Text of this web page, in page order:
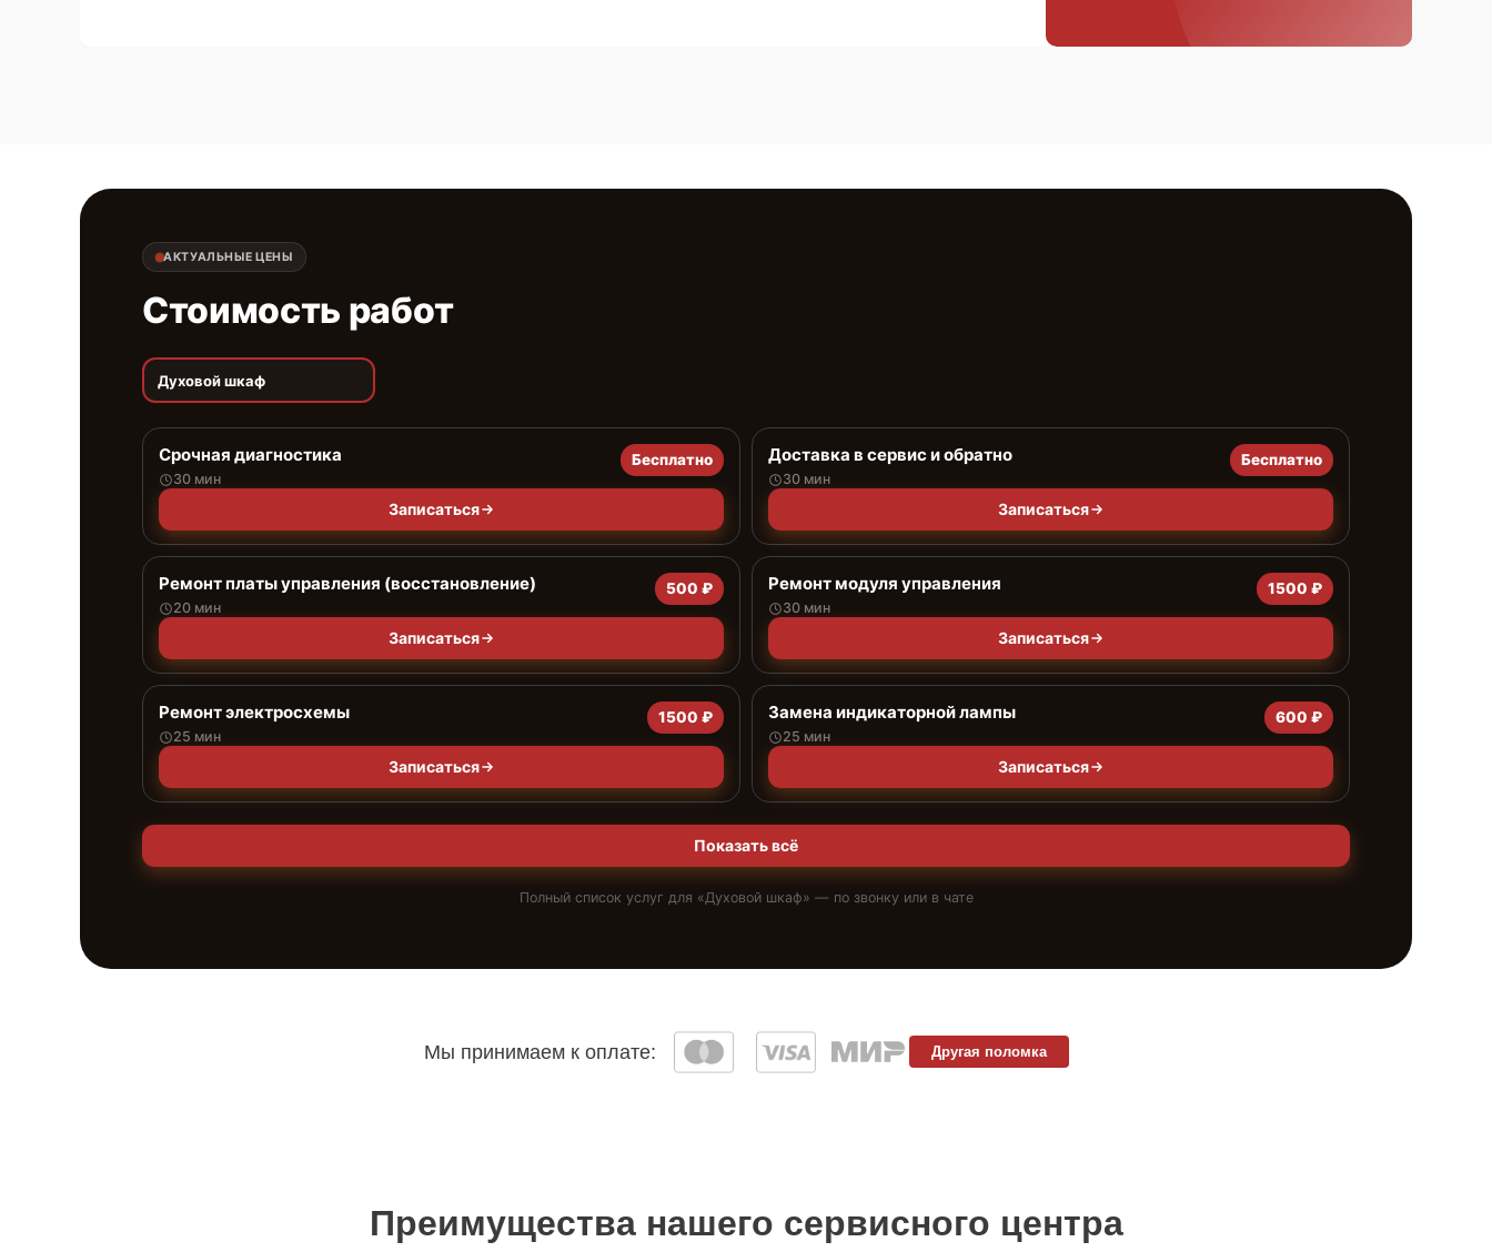
АКТУАЛЬНЫЕ ЦЕНЫ
Стоимость работ
Духовой шкаф
Срочная диагностика
30 мин
Бесплатно
Записаться
Доставка в сервис и обратно
30 мин
Бесплатно
Записаться
Ремонт платы управления (восстановление)
20 мин
500 ₽
Записаться
Ремонт модуля управления
30 мин
1500 ₽
Записаться
Ремонт электросхемы
25 мин
1500 ₽
Записаться
Замена индикаторной лампы
25 мин
600 ₽
Записаться
Показать всё
Полный список услуг для «Духовой шкаф» — по звонку или в чате
Мы принимаем к оплате: Другая поломка
Преимущества нашего сервисного центра